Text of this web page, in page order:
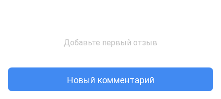
Добавьте первый отзыв
Новый комментарий